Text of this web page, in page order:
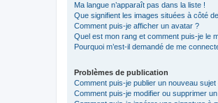
Ma langue n’apparaît pas dans la liste !
Que signifient les images situées à côté
Comment puis-je afficher un avatar ?
Quel est mon rang et comment puis-je le
Pourquoi m’est-il demandé de me
Problèmes de publication
Comment puis-je publier un nouveau
Comment puis-je modifier ou supprimer